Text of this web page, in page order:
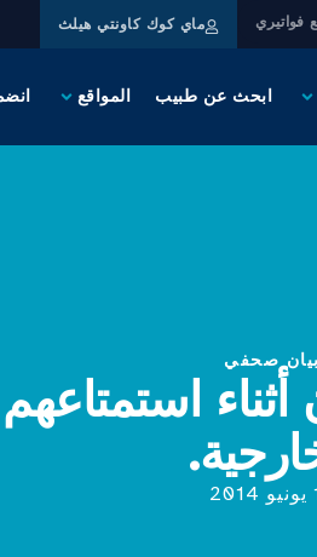
فواتيري ماي كوك كاونتي هيلث
ابحث عن طبيب المواقع
بيان صحفي